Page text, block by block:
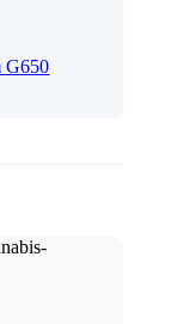
G650